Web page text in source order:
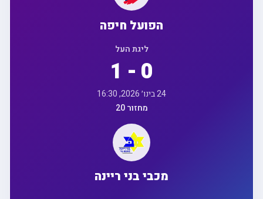
הפועל חיפה
ליגת העל
1 - 0
24 בינו׳ 2026, 16:30
מחזור 20
מכבי בני ריינה